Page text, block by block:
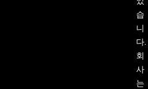
습
니
다.
회
사
는